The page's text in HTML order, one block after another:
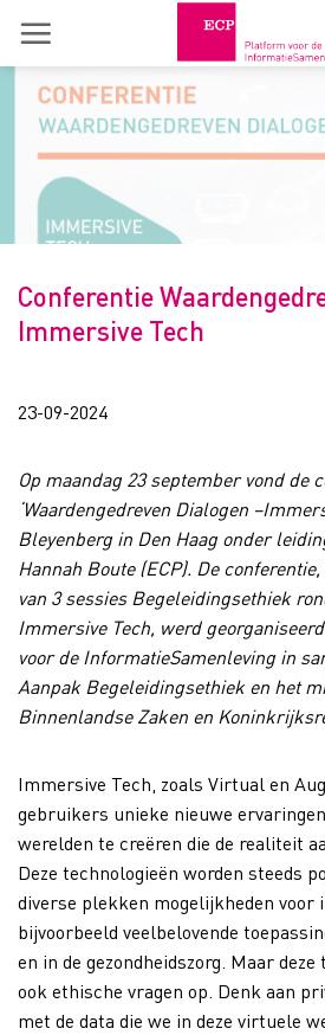
content
Conferentie
Immersive Tech
23-09-2024
Op maandag 23 september vond de
‘Waardengedreven Dialogen
Bleyenberg in Den Haag onder
Hannah Boute (ECP). De
van 3 sessies Begeleidingsethiek
Immersive Tech, werd
voorde InformatieSamenleving in
Aanpak Begeleidingsethiek en het
Binnenlandse Zaken en
Immersive Tech, zoals Virtual en
gebruikers unieke nieuwe
werelden te creëren die de realiteit
Deze technologieën worden steeds
diverse plekken mogelijkheden voor
bijvoorbeeld veelbelovende
en in de gezondheidszorg. Maar
ook ethische vragen op. Denk aan
met de data die we in deze virtuele